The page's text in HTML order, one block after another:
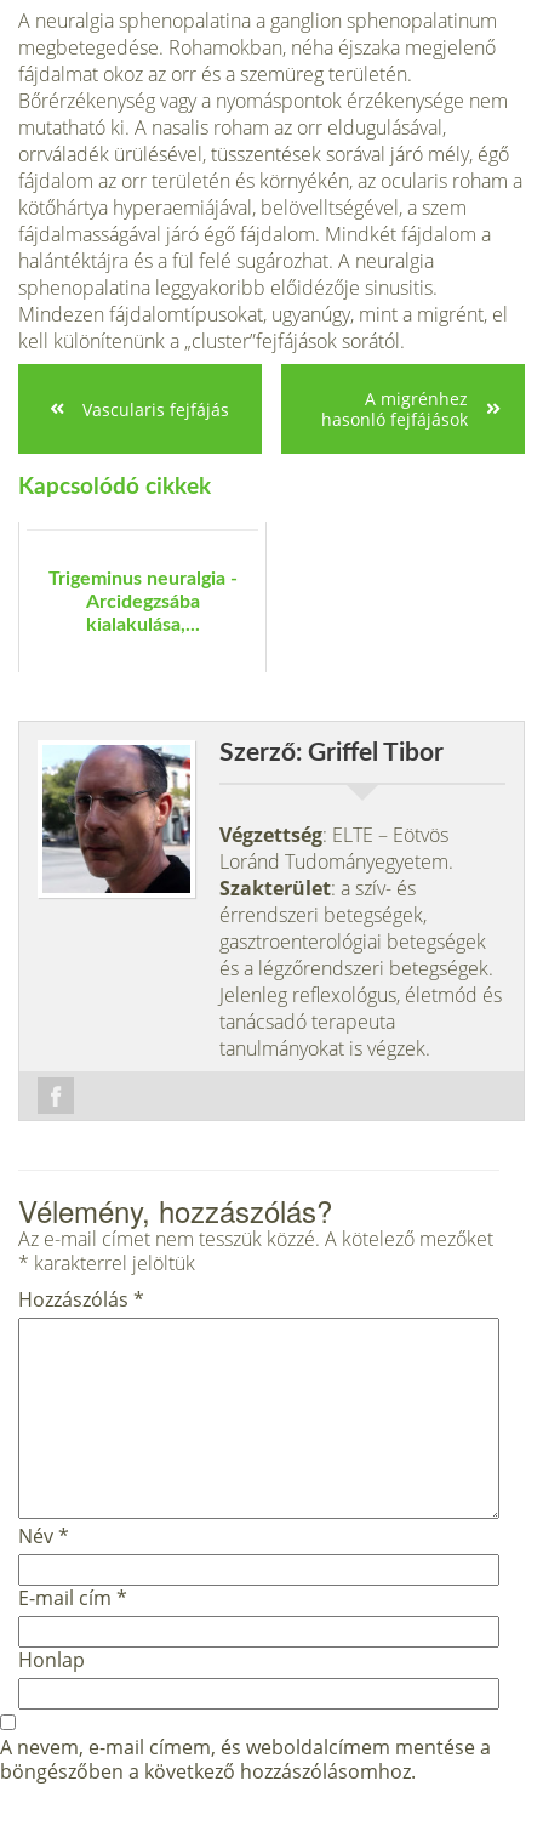
A neuralgia sphenopalatina a ganglion sphenopalatinum
megbetegedése. Rohamokban, néha éjszaka megjelenő
fájdalmat okoz az orr és a szemüreg területén.
Bőrérzékenység vagy a nyomáspontok érzékenysége nem
mutatható ki. A nasalis roham az orr eldugulásával,
orrváladék ürülésével, tüsszentések sorával járó mély, égő
fájdalom az orr területén és környékén, az ocularis roham a
kötőhártya hyperaemiájával, belövelltségével, a szem
fájdalmasságával járó égő fájdalom. Mindkét fájdalom a
halántéktájra és a fül felé sugározhat. A neuralgia
sphenopalatina leggyakoribb előidézője sinusitis.
Mindezen fájdalomtípusokat, ugyanúgy, mint a migrént, el
kell különítenünk a „cluster”fejfájások sorától.
Vascularis fejfájás
A migrénhez
hasonló fejfájások
Kapcsolódó cikkek
Trigeminus neuralgia -
Arcidegzsába
kialakulása,...
Szerző: Griffel Tibor
Végzettség: ELTE – Eötvös
Loránd Tudományegyetem.
Szakterület: a szív- és
érrendszeri betegségek,
gasztroenterológiai betegségek
és a légzőrendszeri betegségek.
Jelenleg reflexológus, életmód és
tanácsadó terapeuta
tanulmányokat is végzek.
Vélemény, hozzászólás?
Az e-mail címet nem tesszük közzé. A kötelező mezőket
* karakterrel jelöltük
Hozzászólás *
Név*
E-mail cím *
Honlap
A nevem, e-mail címem, és weboldalcímem mentése a
böngészőben a következő hozzászólásomhoz.